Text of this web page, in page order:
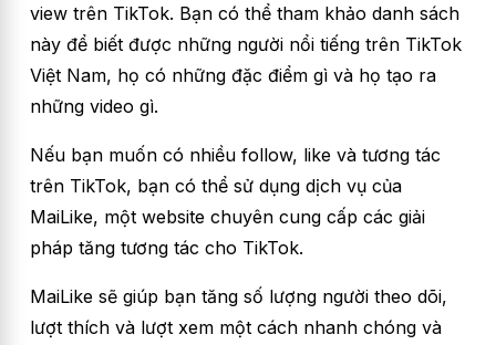
view trên TikTok. Bạn có thể tham khảo danh sách
này để biết được những người nổi tiếng trên TikTok
Việt Nam, họ có những đặc điểm gì và họ tạo ra
những video gì.
Nếu bạn muốn có nhiều follow, like và tương tác
trên TikTok, bạn có thể sử dụng dịch vụ của
MaiLike, một website chuyên cung cấp các giải
pháp tăng tương tác cho TikTok.
MaiLike sẽ giúp bạn tăng số lượng người theo dõi,
lượt thích và lượt xem một cách nhanh chóng và